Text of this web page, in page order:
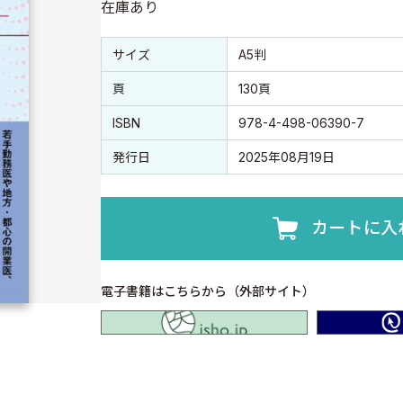
在庫あり
書誌情報
書誌情報
サイズ A5判
頁 130頁
ISBN 978-4-498-06390-7
発行日 2025年08月19日
カートに入
電子書籍はこちらから（外部サイト）